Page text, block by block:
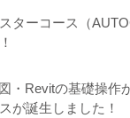
ターコース（
・Revitの基礎操作
が誕生しました！